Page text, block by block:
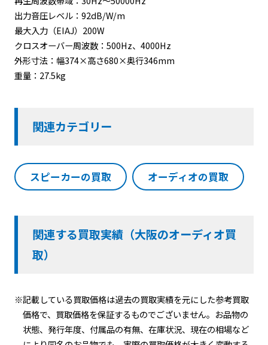
出力音圧レベル：92dB/W/m
最大入力（EIAJ）200W
クロスオーバー周波数：500Hz、4000Hz
外形寸法：幅374×高さ680×奥行346mm
重量：27.5kg
関連カテゴリー
スピーカーの買取 オーディオの買取
関連する買取実績（大阪のオーディオ買
取）
※記載している買取価格は過去の買取実績を元にした参考買取
価格で、買取価格を保証するものでございません。お品物の
状態、発行年度、付属品の有無、在庫状況、現在の相場など